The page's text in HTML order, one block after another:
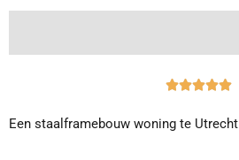

Een staalframebouw woning te Utrecht